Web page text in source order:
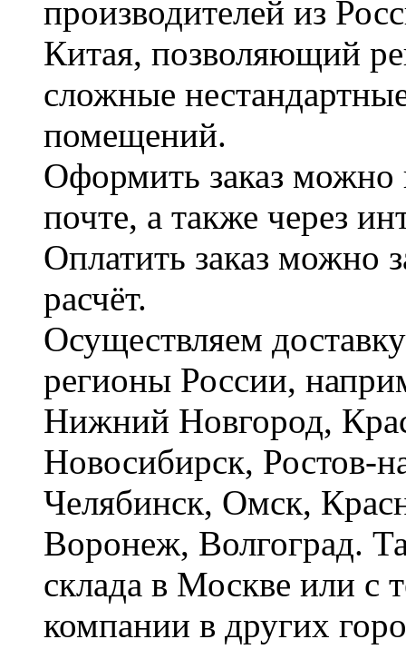
производителей из
Китая, позволяющий
сложные
помещений.
Оформить заказ можно
почте, а также через
Оплатить заказ можно
расчёт.
Осуществляем
регионы России,
Нижний Новгород,
Новосибирск, Ростов-
Челябинск, Омск,
Воронеж, Волгоград.
склада в Москве или с
компании в других